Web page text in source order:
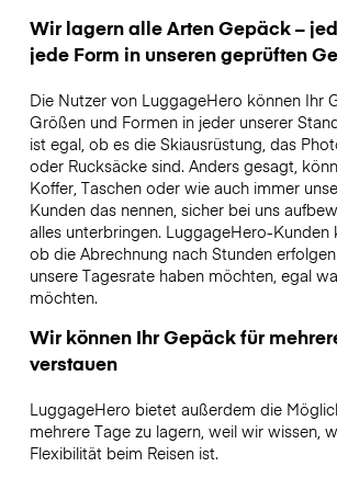
Wir lagern alle Arten Gepäck –
jede Form in unseren geprüften
Die Nutzer von LuggageHero können Ihr
Größen und Formen in jeder unserer
ist egal, ob es die Skiausrüstung, das
oder Rucksäcke sind. Anders gesagt,
Koffer, Taschen oder wie auch immer
Kunden das nennen, sicher bei uns
alles unterbringen. LuggageHero-Kunden
ob die Abrechnung nach Stunden
unsere Tagesrate haben möchten, egal
möchten.
Wir können Ihr Gepäck für
verstauen
LuggageHero bietet außerdem die
mehrere Tage zu lagern, weil wir wissen,
Flexibilität beim Reisen ist.